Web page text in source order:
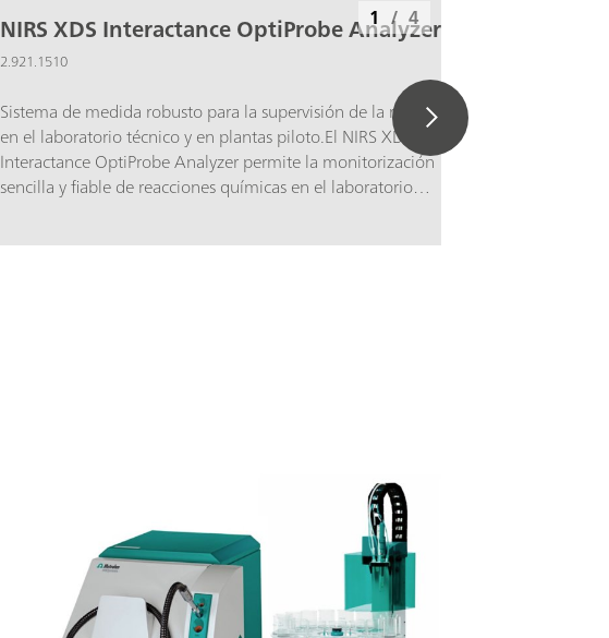
NIRS XDS Interactance OptiProbe Analyzer
2.921.1510
Sistema de medida robusto para la supervisión de la reacción
en el laboratorio técnico y en plantas piloto.El NIRS XDS
Interactance OptiProbe Analyzer permite la monitorización
sencilla y fiable de reacciones químicas en el laboratorio
1 / 4